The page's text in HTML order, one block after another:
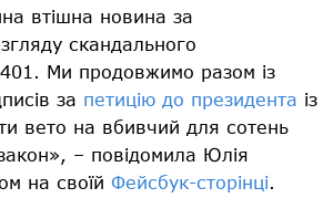
втішна новина за
скандального
Ми продовжимо разом із
за петицію до президента із
вето на вбивчий для сотень
– повідомила Юлія
на своїй Фейсбук-сторінці.